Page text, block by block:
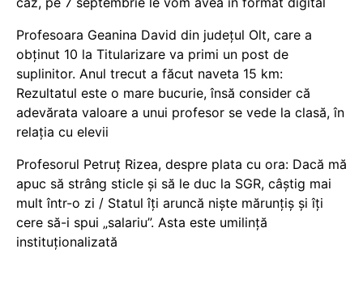
Profesoara Geanina David din județul Olt, care a
obținut 10 la Titularizare va primi un post de
suplinitor. Anul trecut a făcut naveta 15 km:
Rezultatul este o mare bucurie, însă consider că
adevărata valoare a unui profesor se vede la clasă, în
relația cu elevii
Profesorul Petruț Rizea, despre plata cu ora: Dacă mă
apuc să strâng sticle și să le duc la SGR, câștig mai
mult într-o zi / Statul îți aruncă niște mărunțiș și îți
cere să-i spui „salariu”. Asta este umilință
instituționalizată